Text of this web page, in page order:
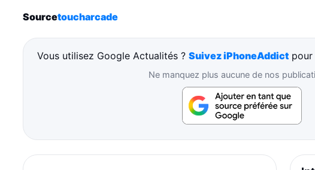
Sourcetoucharcade
Vous utilisez Google Actualités ?Suivez iPhoneAddict pour
Ne manquez plus aucune de nos